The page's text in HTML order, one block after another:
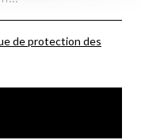
de protection des